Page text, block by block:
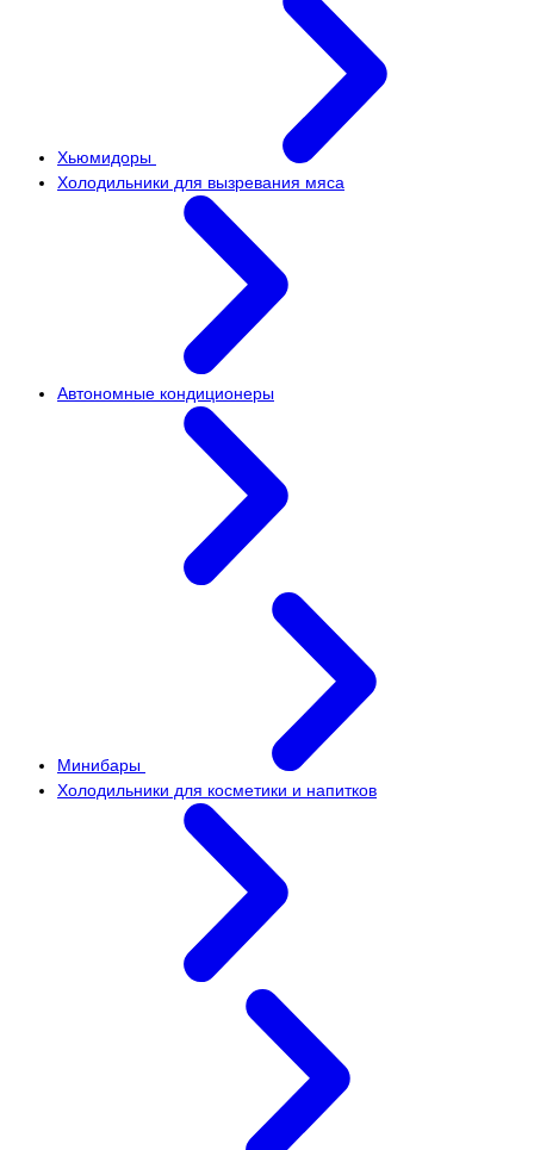
Хьюмидоры
Холодильники для вызревания мяса
Автономные кондиционеры
Минибары
Холодильники для косметики и напитков